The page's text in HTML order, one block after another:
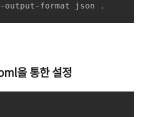
output-format json .
을 통한 설정